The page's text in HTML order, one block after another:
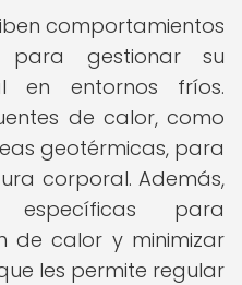
comportamientos
para gestionar su
en entornos fríos.
de calor, como
geotérmicas, para
corporal. Además,
para
de calor y minimizar
les permite regular